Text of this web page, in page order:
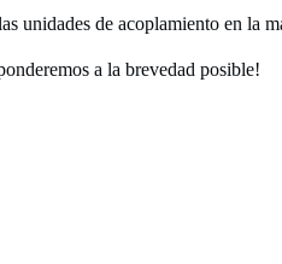
unidades de acoplamiento en la
a la brevedad posible!